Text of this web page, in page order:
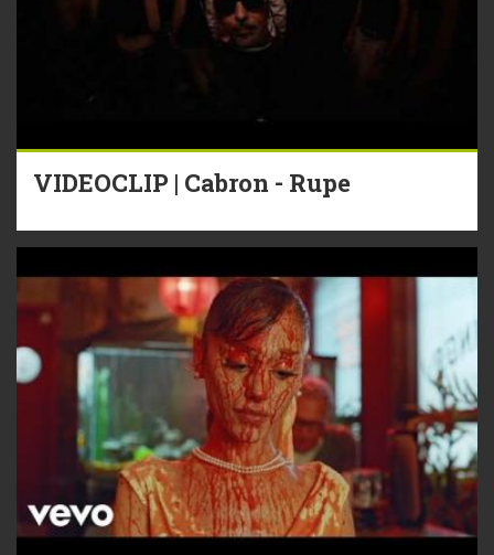
VIDEOCLIP | Cabron - Rupe